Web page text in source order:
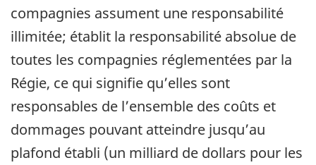
compagnies assument une responsabilité
illimitée; établit la responsabilité absolue de
toutes les compagnies réglementées par la
Régie, ce qui signifie qu’elles sont
responsables de l’ensemble des coûts et
dommages pouvant atteindre jusqu’au
plafond établi (un milliard de dollars pour les